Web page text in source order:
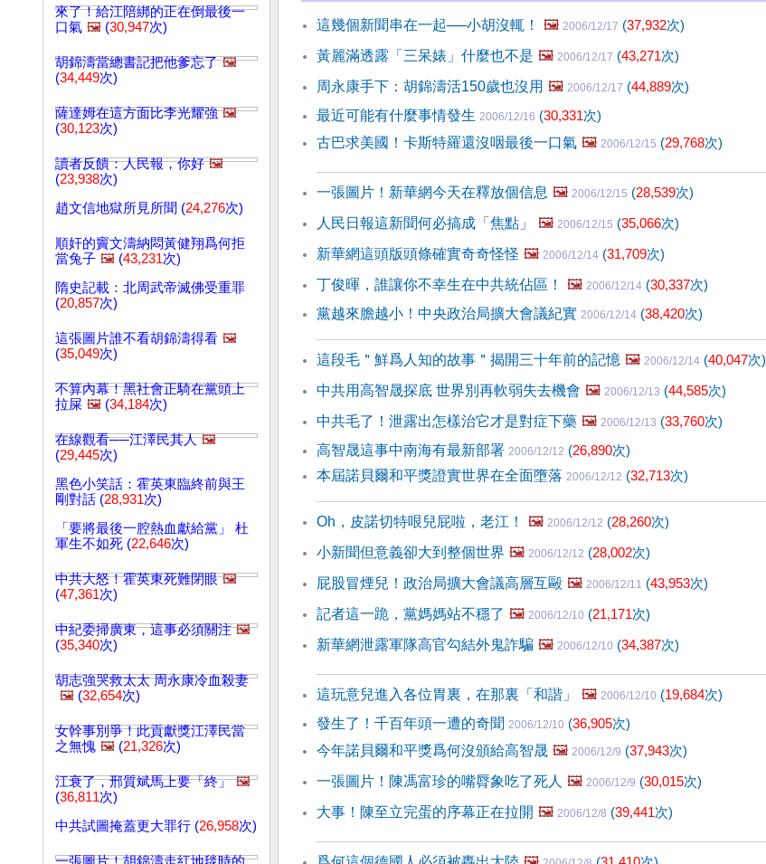
來了！給江陪綁的正在倒最後一
口氣 🖼️ (30,947次)
胡錦濤當總書記把他爹忘了 🖼️
(34,449次)
薩達姆在這方面比李光耀強 🖼️
(30,123次)
讀者反饋：人民報，你好 🖼️
(23,938次)
趙文信地獄所見所聞 (24,276次)
順奸的竇文濤納悶黃健翔爲何拒
當兔子 🖼️ (43,231次)
隋史記載：北周武帝滅佛受重罪
(20,857次)
這張圖片誰不看胡錦濤得看 🖼️
(35,049次)
不算內幕！黑社會正騎在黨頭上
拉屎 🖼️ (34,184次)
在線觀看──江澤民其人 🖼️
(29,445次)
黑色小笑話：霍英東臨終前與王
剛對話 (28,931次)
「要將最後一腔熱血獻給黨」 杜
軍生不如死 (22,646次)
中共大怒！霍英東死難閉眼 🖼️
(47,361次)
中紀委掃廣東，這事必須關注 🖼️
(35,340次)
胡志強哭救太太 周永康冷血殺妻
🖼️ (32,654次)
女幹事別爭！此貢獻獎江澤民當
之無愧 🖼️ (21,326次)
江衰了，邢質斌馬上要「終」 🖼️
(36,811次)
中共試圖掩蓋更大罪行 (26,958次)
這幾個新聞串在一起──小胡沒輒！ 🖼️ 2006/12/17 (37,932次)
黃麗滿透露「三呆婊」什麼也不是 🖼️ 2006/12/17 (43,271次)
周永康手下：胡錦濤活150歲也沒用 🖼️ 2006/12/17 (44,889次)
最近可能有什麼事情發生 2006/12/16 (30,331次)
古巴求美國！卡斯特羅還沒咽最後一口氣 🖼️ 2006/12/15 (29,768次)
一張圖片！新華網今天在釋放個信息 🖼️ 2006/12/15 (28,539次)
人民日報這新聞何必搞成「焦點」
🖼️ 2006/12/15 (35,066次)
新華網這頭版頭條確實奇奇怪怪 🖼️ 2006/12/14 (31,709次)
丁俊暉，誰讓你不幸生在中共統佔區！
🖼️ 2006/12/14 (30,337次)
黨越來膽越小！中央政治局擴大會議紀實 2006/12/14 (38,420次)
這段毛＂鮮爲人知的故事＂揭開三十年前的記憶 🖼️ 2006/12/14 (40,047次)
中共用高智晟探底 世界別再軟弱失去機會 🖼️ 2006/12/13 (44,585次)
中共毛了！泄露出怎樣治它才是對症下藥 🖼️ 2006/12/13 (33,760次)
高智晟這事中南海有最新部署 2006/12/12 (26,890次)
本屆諾貝爾和平獎證實世界在全面墮落 2006/12/12 (32,713次)
Oh，皮諾切特哏兒屁啦，老江！ 🖼️ 2006/12/12 (28,260次)
小新聞但意義卻大到整個世界 🖼️ 2006/12/12 (28,002次)
屁股冒煙兒！政治局擴大會議高層互毆 🖼️ 2006/12/11 (43,953次)
記者這一跪，黨媽媽站不穩了 🖼️ 2006/12/10 (21,171次)
新華網泄露軍隊高官勾結外鬼詐騙 🖼️ 2006/12/10 (34,387次)
這玩意兒進入各位胃裏，在那裏「和諧」 🖼️ 2006/12/10 (19,684次)
發生了！千百年頭一遭的奇聞 2006/12/10 (36,905次)
今年諾貝爾和平獎爲何沒頒給高智晟 🖼️ 2006/12/9 (37,943次)
一張圖片！陳馮富珍的嘴脣象吃了死人 🖼️ 2006/12/9 (30,015次)
大事！陳至立完蛋的序幕正在拉開 🖼️ 2006/12/8 (39,441次)